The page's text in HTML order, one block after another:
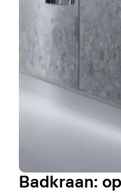
Badkraan: